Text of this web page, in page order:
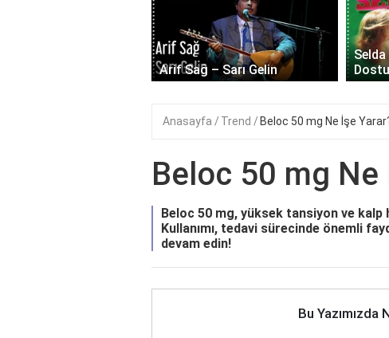
Arif Sağ – Sarı Gelin
Anasayfa Trend Beloc 50 mg Ne İşe
Beloc 50 mg Ne
Beloc 50 mg, yüksek tansiyon ve
Kullanımı, tedavi sürecinde önemli
devam edin!
Bu Yazımızda